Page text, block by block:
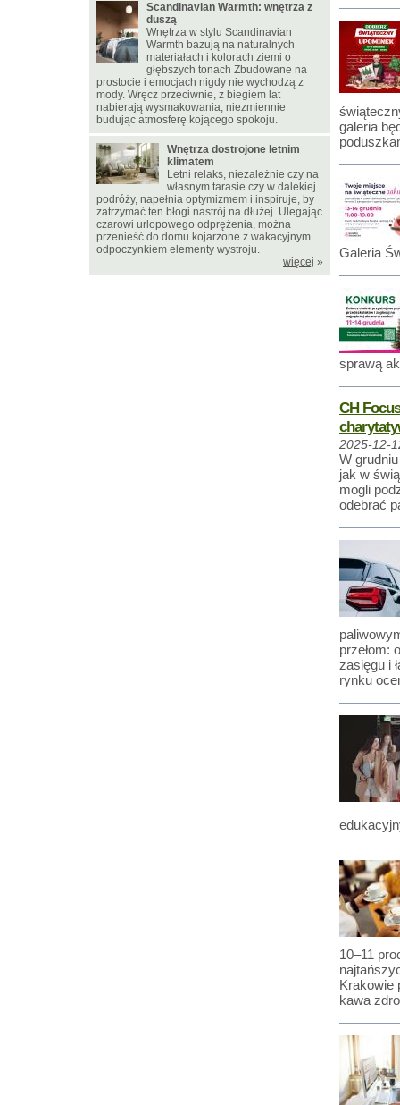
galeria
Galeria
sprawą
CH
2025-12-
W
jak w
mogli
odebrać
przełom:
zasięgu i
rynku
10–11
Krakowie
kawa
Scandinavian Warmth: wnętrza z
duszą
Wnętrza w stylu Scandinavian
Warmth bazują na naturalnych
materiałach i kolorach ziemi o
głębszych tonach Zbudowane na
prostocie i emocjach nigdy nie wychodzą z
mody. Wręcz przeciwnie, z biegiem lat
nabierają wysmakowania, niezmiennie
budując atmosferę kojącego spokoju.
Wnętrza dostrojone letnim
klimatem
Letni relaks, niezależnie czy na
własnym tarasie czy w dalekiej
podróży, napełnia optymizmem i inspiruje, by
zatrzymać ten błogi nastrój na dłużej. Ulegając
czarowi urlopowego odprężenia, można
przenieść do domu kojarzone z wakacyjnym
odpoczynkiem elementy wystroju.
więcej »